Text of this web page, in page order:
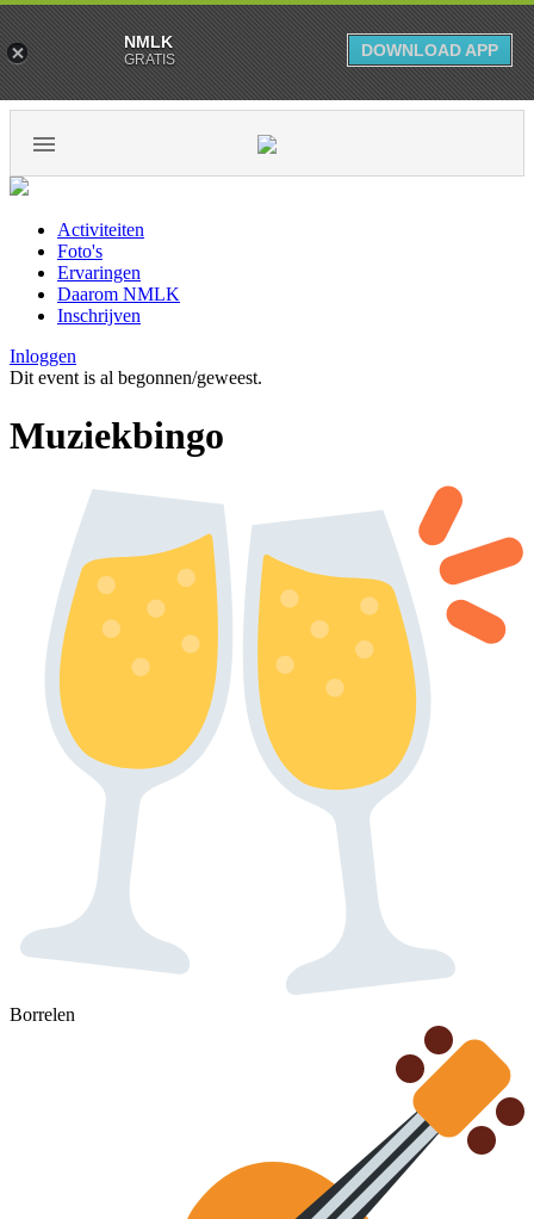
Activiteiten
Foto's
Ervaringen
Daarom NMLK
Inschrijven
Inloggen
Dit event is al begonnen/geweest.
Muziekbingo
Borrelen
NMLK
GRATIS DOWNLOAD APP